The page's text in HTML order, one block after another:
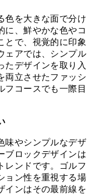
色を大きな面で分け
に、鮮やかな色やコ
とで、視覚的に印象
ェアでは、シンプル
たデザインを取り入
両立させたファッシ
フコースでも一際目
味やシンプルなデザ
ブロックデザインは
レンドです。ゴルフ
ョン性を重視する場
インはその最前線を